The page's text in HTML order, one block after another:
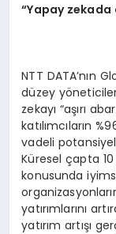
“Yapay
NTT DATA’nın
düzey
zekayı “aşırı
katılımcıların
vadeli
Küresel çapta
konusunda
yatırımlarını
yatırım artışı